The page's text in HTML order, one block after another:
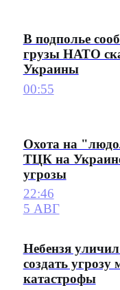
В подполье
грузы НАТО
Украины
00:55
Охота на
ТЦК на
угрозы
22:46
5 АВГ
Небензя
создать
катастрофы